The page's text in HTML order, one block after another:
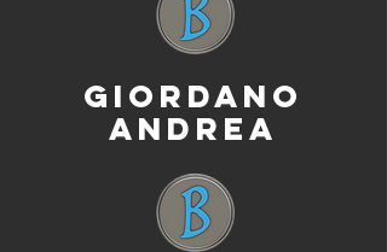
GIORDANO
ANDREA